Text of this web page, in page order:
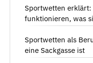
Sportwetten erklärt:
funktionieren, was
Sportwetten als
eine Sackgasse ist